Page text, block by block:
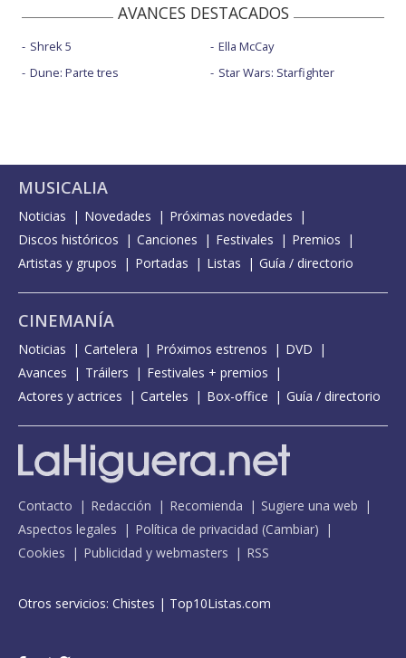
AVANCES DESTACADOS
Shrek 5
Dune: Parte tres
Ella McCay
Star Wars: Starfighter
MUSICALIA
Noticias Novedades
Próximas novedades
Discos históricos
Canciones Festivales
Premios
Artistas y grupos
Portadas Listas Guía / directorio
CINEMANÍA
Noticias Cartelera Próximos estrenos
DVD
Avances
Tráilers
Festivales + premios
Actores y actrices
Carteles Box-office Guía / directorio
Contacto Redacción Recomienda
Sugiere una web
Aspectos legales
Política de privacidad (Cambiar)
Cookies
Publicidad y webmasters RSS
Otros servicios: Chistes | Top10Listas.com